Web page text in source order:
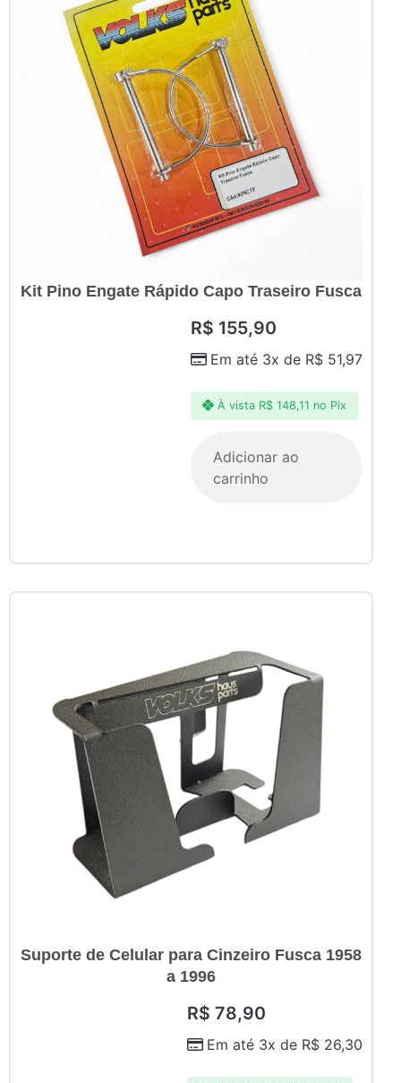
Kit Pino Engate Rápido Capo Traseiro Fusca
Adicionar ao
carrinho
R$ 155,90
Em até 3x de R$51,97
À vista R$ 148,11 no Pix
Suporte de Celular para Cinzeiro Fusca 1958
a 1996
R$ 78,90
Em até 3x de R$26,30